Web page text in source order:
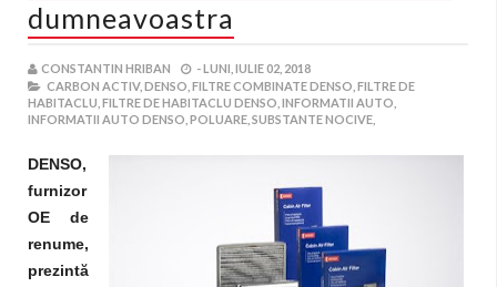
dumneavoastra
CONSTANTIN HRIBAN -LUNI, IULIE 02, 2018
CARBON ACTIV, DENSO, FILTRE COMBINATE DENSO, FILTRE DE
HABITACLU, FILTRE DE HABITACLU DENSO, INFORMATII AUTO,
INFORMATII AUTO DENSO, POLUARE, SUBSTANTE NOCIVE,
DENSO,
furnizor
OE de
renume,
prezintă